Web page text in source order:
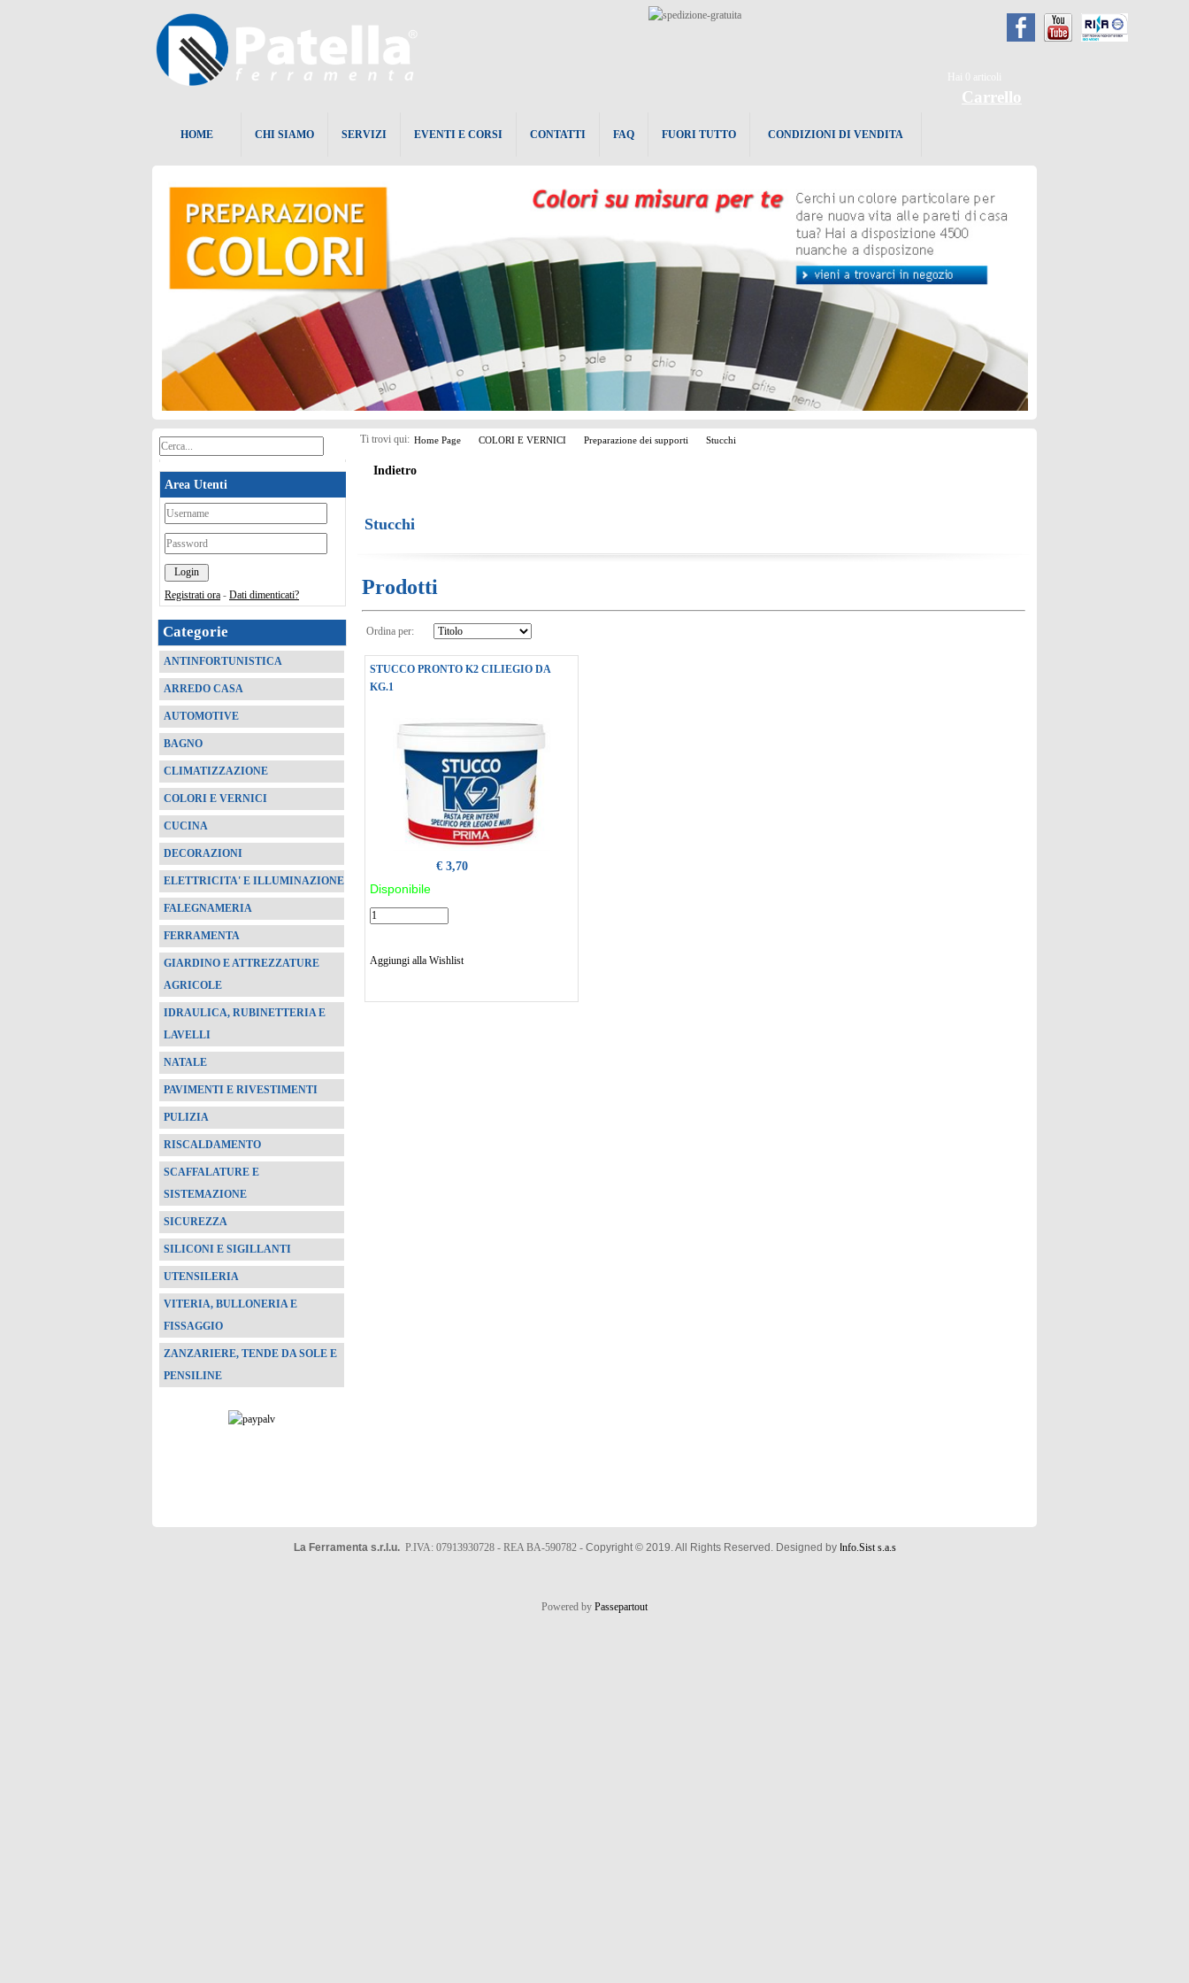
articoli
Carrello
HOME CHI SIAMO SERVIZI EVENTI E CORSI CONTATTI FAQ FUORI TUTTO CONDIZIONI DI VENDITA
Area Utenti
*
*
Registrati ora - Dati dimenticati?
Categorie
ANTINFORTUNISTICA
ARREDO CASA
AUTOMOTIVE
BAGNO
CLIMATIZZAZIONE
COLORI E VERNICI
CUCINA
DECORAZIONI
ELETTRICITA' E ILLUMINAZIONE
FALEGNAMERIA
FERRAMENTA
GIARDINO E ATTREZZATURE
AGRICOLE
IDRAULICA, RUBINETTERIA E
LAVELLI
NATALE
PAVIMENTI E RIVESTIMENTI
PULIZIA
RISCALDAMENTO
SCAFFALATURE E
SISTEMAZIONE
SICUREZZA
SILICONI E SIGILLANTI
UTENSILERIA
VITERIA, BULLONERIA E
FISSAGGIO
ZANZARIERE, TENDE DA SOLE E
PENSILINE
Ti trovi qui: Home Page COLORI E VERNICI Preparazione dei supporti Stucchi
Indietro
Stucchi
Prodotti
Ordina per:
STUCCO PRONTO K2 CILIEGIO DA
KG.1
€ 3,70
Disponibile
Aggiungi alla Wishlist
La Ferramenta s.r.l.u. P.IVA: 07913930728 - REA BA-590782 - Copyright © 2019. All Rights Reserved. Designed by Info.Sist s.a.s
Powered by Passepartout